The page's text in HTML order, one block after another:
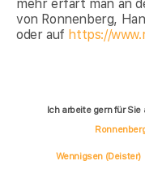
mehr erfärt man an
von Ronnenberg,
oder auf https://
Ich arbeite gern für Sie
Wennigsen (Deister)